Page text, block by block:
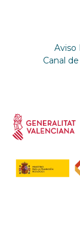
Aviso
Canal